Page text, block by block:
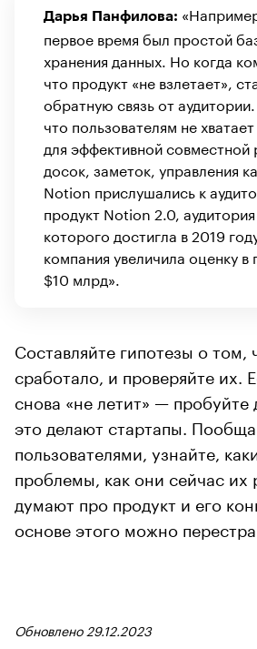
Дарья Панфилова:
первое время был простой
хранения данных. Но когда
что продукт «не взлетает»,
обратную связь от
что пользователям не
для эффективной
досок, заметок, управления
Notion прислушались к
продукт Notion 2.0,
которого достигла в 2019
компания увеличила оценку в
$10 млрд».
Составляйте гипотезы о
сработало, и проверяйте их.
снова «не летит» — пробуйте
это делают стартапы.
пользователями, узнайте,
проблемы, как они сейчас
думают про продукт и его
основе этого можно
Обновлено 29.12.2023